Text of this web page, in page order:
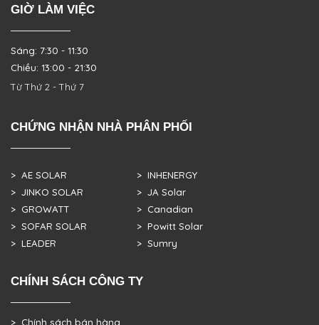
GIỜ LÀM VIỆC
Sáng: 7:30 - 11:30
Chiều: 13:00 - 21:30
Từ Thứ 2 - Thứ 7
CHỨNG NHẬN NHÀ PHÂN PHỐI
> AE SOLAR
> JINKO SOLAR
> GROWATT
> SOFAR SOLAR
> LEADER
> INHENERGY
> JA Solar
> Canadian
> Powitt Solar
> Sumry
CHÍNH SÁCH CÔNG TY
> Chính sách bán hàng